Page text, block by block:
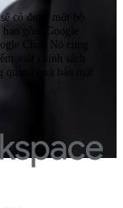
có được một bộ
gồm Google
Chat. Nó cung
soát chính sách
lý và bảo mật